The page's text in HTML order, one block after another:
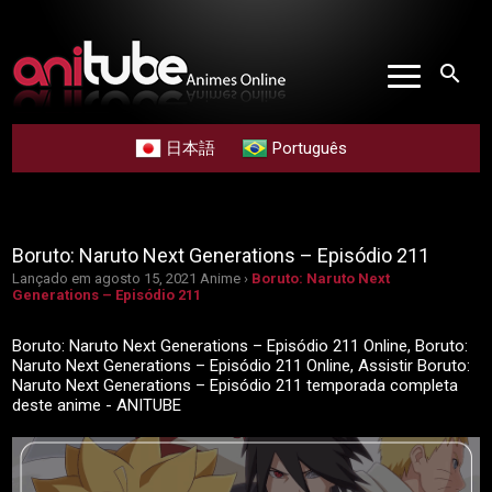
search
日本語 Português
Boruto: Naruto Next Generations – Episódio 211
Lançado em agosto 15, 2021 Anime › Boruto: Naruto Next
Generations – Episódio 211
Boruto: Naruto Next Generations – Episódio 211 Online, Boruto:
Naruto Next Generations – Episódio 211 Online, Assistir Boruto:
Naruto Next Generations – Episódio 211 temporada completa
deste anime - ANITUBE